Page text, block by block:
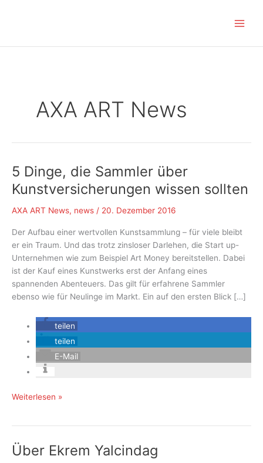
AXA ART News
5 Dinge, die Sammler über
Kunstversicherungen wissen sollten
AXA ART News, news / 20. Dezember 2016
Der Aufbau einer wertvollen Kunstsammlung – für viele bleibt
er ein Traum. Und das trotz zinsloser Darlehen, die Start up-
Unternehmen wie zum Beispiel Art Money bereitstellen. Dabei
ist der Kauf eines Kunstwerks erst der Anfang eines
spannenden Abenteuers. Das gilt für erfahrene Sammler
ebenso wie für Neulinge im Markt. Ein auf den ersten Blick […]
teilen
teilen
E-Mail
5
über
Weiterlesen »
Über Ekrem Yalcindag